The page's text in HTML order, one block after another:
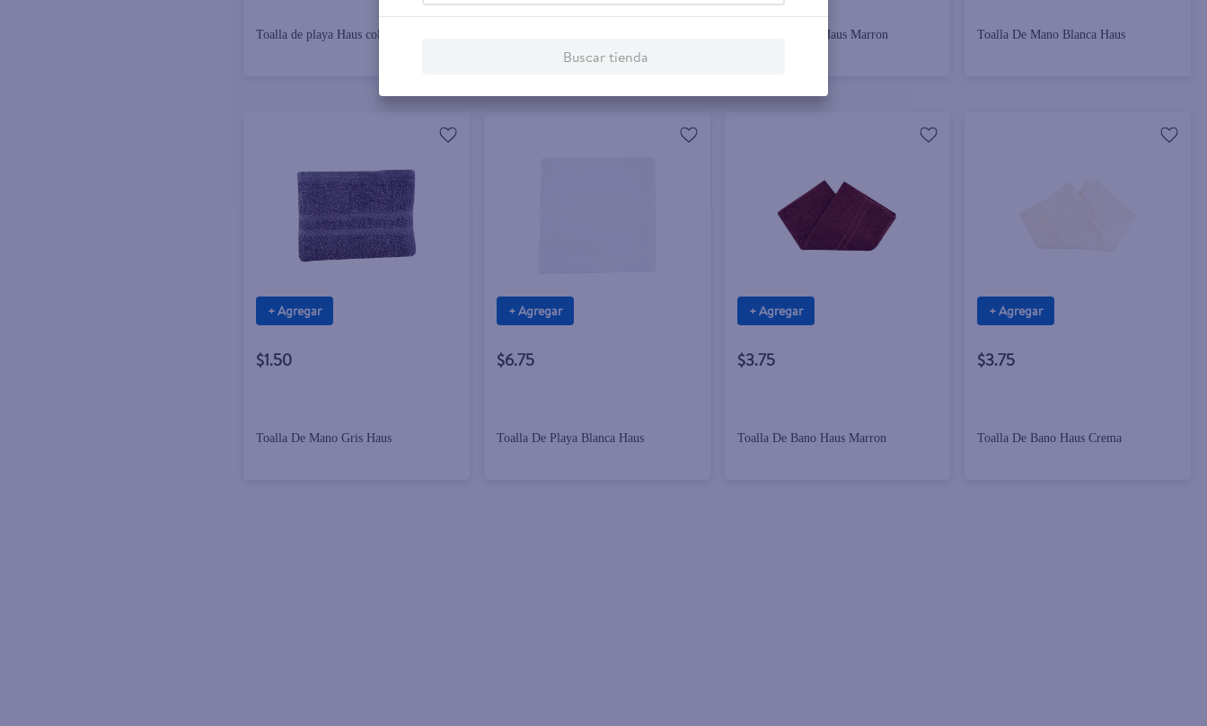
Toalla de playa Haus color crema Toalla De Playa Haus Marron Toalla De Mano Blanca Haus
+ Agregar
$1.50
Toalla De Mano Gris Haus
+ Agregar
$6.75
Toalla De Playa Blanca Haus
+ Agregar
$3.75
Toalla De Bano Haus Marron
+ Agregar
$3.75
Toalla De Bano Haus Crema
Buscar tienda